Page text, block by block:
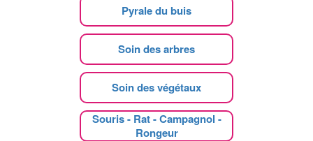
Pyrale du buis
Soin des arbres
Soin des végétaux
Souris - Rat - Campagnol -
Rongeur